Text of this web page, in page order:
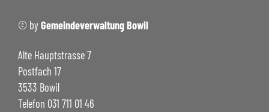
© byGemeindeverwaltung Bowil
Alte Hauptstrasse 7
Postfach 17
3533 Bowil
Telefon 031 711 01 46